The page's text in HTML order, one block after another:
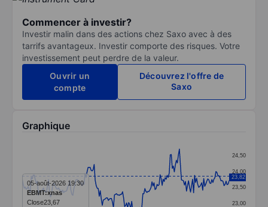
Commencer à investir?
Investir malin dans des actions chez Saxo avec à des
tarrifs avantageux. Investir comporte des risques. Votre
investissement peut perdre de la valeur.
Ouvrir un
compte
Découvrez l'offre de
Saxo
Graphique
Line chart with 205 data points.
The chart has 1 X axis displaying categories.
The chart has 1 Y axis displaying values. Data23,00
23,50
24,00
24,50
23,82
05-août-2026 19:30
EBMT:xnas
Close23,67